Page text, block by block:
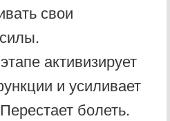
свои
активизирует
и усиливает
болеть.